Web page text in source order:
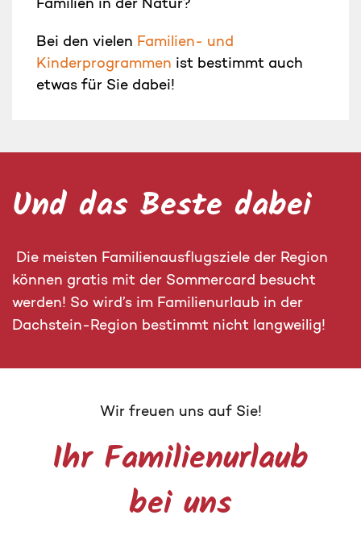
Bei den vielen Familien- und
Kinderprogrammen ist bestimmt auch
etwas für Sie dabei!
Und das Beste dabei
Die meisten Familienausflugsziele der Region
können gratis mit der Sommercard besucht
werden! So wird’s im Familienurlaub in der
Dachstein-Region bestimmt nicht langweilig!
Wir freuen uns auf Sie!
Ihr Familienurlaub
bei uns